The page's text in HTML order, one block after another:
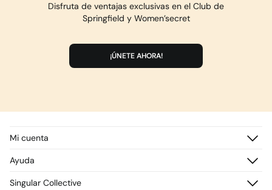
Disfruta de ventajas exclusivas en el Club de
Springfield y Women’secret
¡ÚNETE AHORA!
Mi cuenta
Registrarme
Direcciones de envío
Ayuda
Singular Collective